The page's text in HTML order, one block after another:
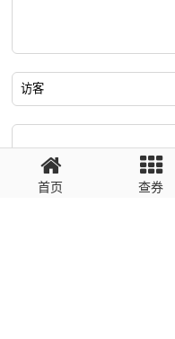
回复需填写必要信息
首页 查券